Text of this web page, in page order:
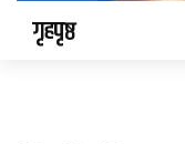
गृहपृष्ठ